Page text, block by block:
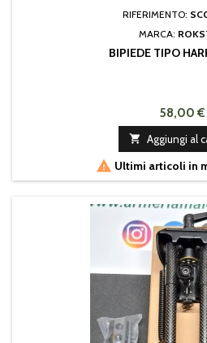
RIFERIMENTO:
MARCA:
BIPIEDE TIPO
58,00 €
 Aggiungi al
 Ultimi articoli in